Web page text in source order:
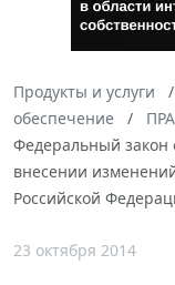
Продукты и услуги
обеспечение
Федеральный закон
внесении
Российской
23 октября 2014